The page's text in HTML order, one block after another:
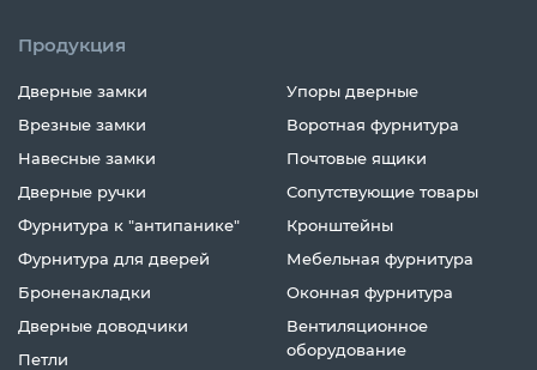
Продукция
Дверные замки
Врезные замки
Навесные замки
Дверные ручки
Фурнитура к "антипанике"
Фурнитура для дверей
Броненакладки
Дверные доводчики
Петли
Упоры дверные
Воротная фурнитура
Почтовые ящики
Сопутствующие товары
Кронштейны
Мебельная фурнитура
Оконная фурнитура
Вентиляционное
оборудование